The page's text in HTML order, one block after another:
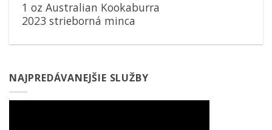
1 oz Australian Kookaburra
2023 strieborná minca
NAJPREDÁVANEJŠIE SLUŽBY